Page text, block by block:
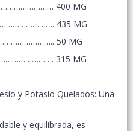
400 MG
435 MG
50 MG
315 MG
y Potasio Quelados: Una
y equilibrada, es